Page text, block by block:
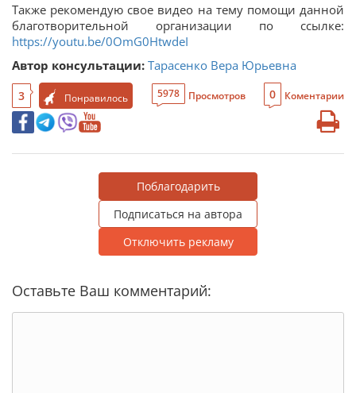
Также рекомендую свое видео на тему помощи данной
благотворительной организации по ссылке:
https://youtu.be/0OmG0HtwdeI
Автор консультации: Тарасенко Вера Юрьевна
3 Понравилось 5978 Просмотров 0 Коментарии
Поблагодарить
Подписаться на автора
Отключить рекламу
Оставьте Ваш комментарий: